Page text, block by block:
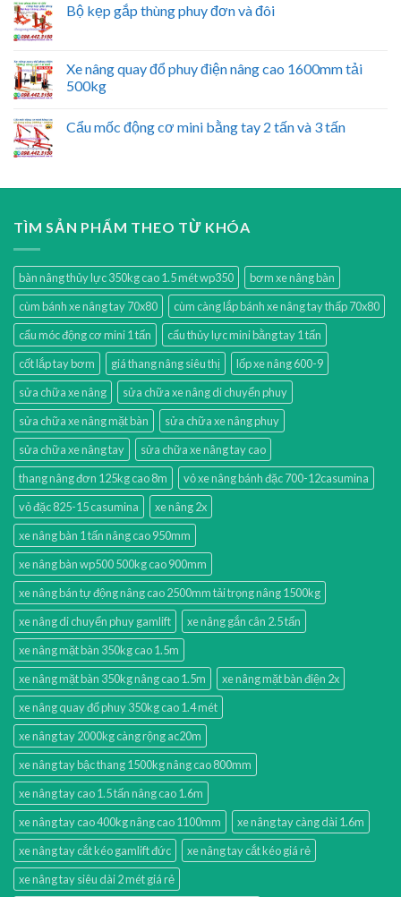
Bộ kẹp gắp thùng phuy đơn và đôi
Xe nâng quay đổ phuy điện nâng cao 1600mm tải
500kg
Cẩu mốc động cơ mini bằng tay 2 tấn và 3 tấn
TÌM SẢN PHẨM THEO TỪ KHÓA
bàn nâng thủy lực 350kg cao 1.5 mét wp350
bơm xe nâng bàn
cùm bánh xe nâng tay 70x80
cùm càng lắp bánh xe nâng tay thấp 70x80
cẩu móc động cơ mini 1 tấn
cẩu thủy lực mini bằng tay 1 tấn
cốt lắp tay bơm
giá thang nâng siêu thị
lốp xe nâng 600-9
sửa chữa xe nâng
sửa chữa xe nâng di chuyển phuy
sửa chữa xe nâng mặt bàn
sửa chữa xe nâng phuy
sửa chữa xe nâng tay
sửa chữa xe nâng tay cao
thang nâng đơn 125kg cao 8m
vỏ xe nâng bánh đặc 700-12casumina
vỏ đặc 825-15 casumina
xe nâng 2x
xe nâng bàn 1 tấn nâng cao 950mm
xe nâng bàn wp500 500kg cao 900mm
xe nâng bán tự động nâng cao 2500mm tải trọng nâng 1500kg
xe nâng di chuyển phuy gamlift
xe nâng gắn cân 2.5 tấn
xe nâng mặt bàn 350kg cao 1.5m
xe nâng mặt bàn 350kg nâng cao 1.5m
xe nâng mặt bàn điện 2x
xe nâng quay đổ phuy 350kg cao 1.4 mét
xe nâng tay 2000kg càng rộng ac20m
xe nâng tay bậc thang 1500kg nâng cao 800mm
xe nâng tay cao 1.5 tấn nâng cao 1.6m
xe nâng tay cao 400kg nâng cao 1100mm
xe nâng tay càng dài 1.6m
xe nâng tay cắt kéo gamlift đức
xe nâng tay cắt kéo giá rẻ
xe nâng tay siêu dài 2 mét giá rẻ